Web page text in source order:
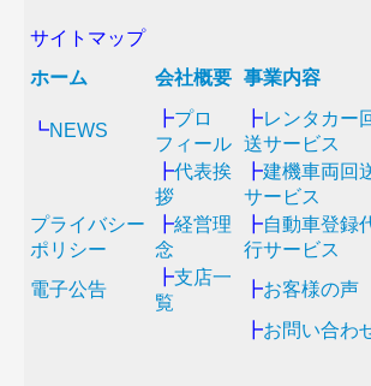
サイトマップ
ホーム
会社概要 事業内容
┗NEWS
┣プロ
フィール
┣レンタカー
送サービス
┣代表挨
拶
┣建機車両回
サービス
プライバシー
ポリシー
┣経営理
念
┣自動車登録
行サービス
電子公告
┣支店一
覧
┣お客様の声
┣お問い合わ